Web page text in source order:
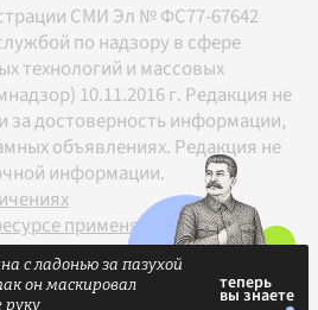
СМИ Эл № ФС77-67642
по надзору в сфере
технологий и массовых
10.11.2016 г. Редакция не
за достоверность информации,
объявлениях. Редакция не
информации.
применяются
в соответствии с
с ладонью за пазухой
он маскировал
руку